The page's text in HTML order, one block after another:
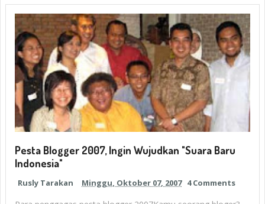
Pesta Blogger 2007, Ingin Wujudkan "Suara Baru
Indonesia"
Rusly Tarakan Minggu, Oktober 07, 2007 4 Comments